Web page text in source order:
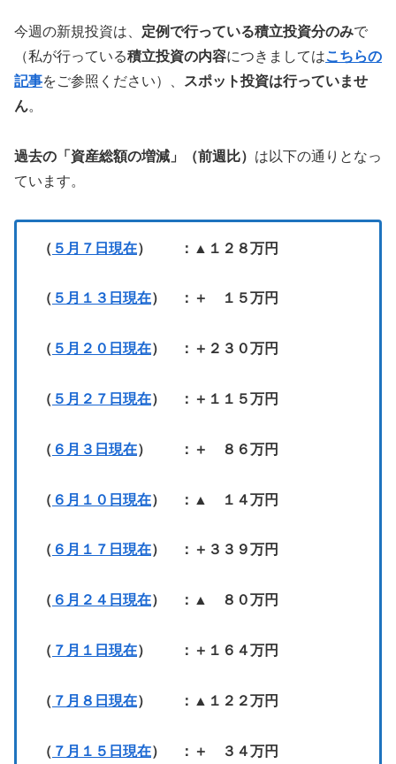
今週の新規投資は、 定例で行っている積立投資分のみで
（私が行っている積立投資の内容につきましてはこちらの
記事をご参照ください）、
スポット投資は行っていませ
ん。
過去の「資産総額の増減」（前週比） は以下の通りとなっ
ています。
（ ５月７日現在） ：▲１２８万円
（ ５月１３日現在） ：＋ １５万円
（ ５月２０日現在） ：＋２３０万円
（ ５月２７日現在） ：＋１１５万円
（ ６月３日現在） ：＋ ８６万円
（ ６月１０日現在） ：▲ １４万円
（ ６月１７日現在） ：＋３３９万円
（ ６月２４日現在） ：▲ ８０万円
（ ７月１日現在） ：＋１６４万円
（ ７月８日現在） ：▲１２２万円
（ ７月１５日現在） ：＋ ３４万円